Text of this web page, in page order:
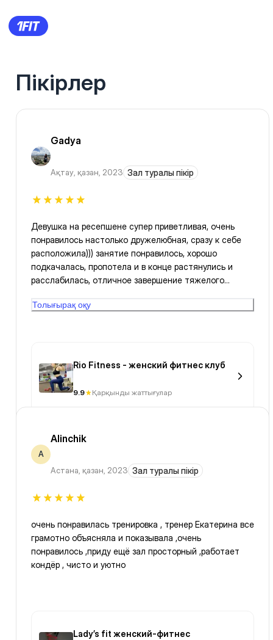
Пікірлер
Gadya
Ақтау, қазан, 2023 Зал туралы пікір
Девушка на ресепшене супер приветливая, очень
понравилось настолько дружелюбная, сразу к себе
расположила))) занятие понравилось, хорошо
подкачалась, пропотела и в конце растянулись и
расслабилась, отличное завершение тяжелого
Толығырақ оқу
Rio Fitness - женский фитнес клуб
9.9 Қарқынды жаттығулар
A
Alinchik
Астана, қазан, 2023 Зал туралы пікір
очень понравилась тренировка , тренер Екатерина все
грамотно объясняла и показывала ,очень
понравилось ,приду ещё зал просторный ,работает
кондёр , чисто и уютно
Lady’s fit женский-фитнес